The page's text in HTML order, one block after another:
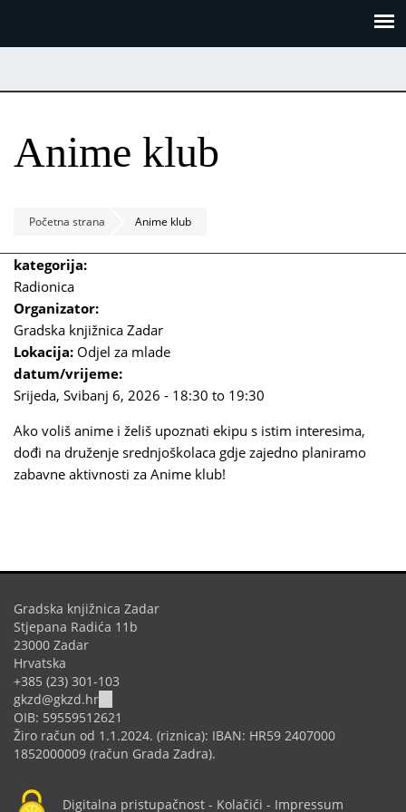
Anime klub
Početna strana Anime klub
kategorija:
Radionica
Organizator:
Gradska knjižnica Zadar
Lokacija: Odjel za mlade
datum/vrijeme:
Srijeda, Svibanj 6, 2026 - 18:30 to 19:30
Ako voliš anime i želiš upoznati ekipu s istim interesima,
dođi na druženje srednjoškolaca gdje zajedno planiramo
zabavne aktivnosti za Anime klub!
Gradska knjižnica Zadar
Stjepana Radića 11b
23000 Zadar
Hrvatska
+385 (23) 301-103
gkzd@gkzd.hr
sends
e-
mail)
OIB: 59559512621
Žiro račun od 1.1.2024. (riznica): IBAN: HR59 2407000
1852000009 (račun Grada Zadra).
Digitalna pristupačnost - Kolačići - Impressum